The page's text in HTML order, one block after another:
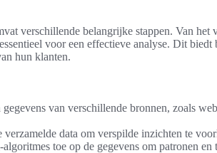
verschillende belangrijke stappen. Van het
voor een effectieve analyse. Dit biedt
hun klanten.
van verschillende bronnen, zoals
data om verspilde inzichten te
toe op de gegevens om patronen en